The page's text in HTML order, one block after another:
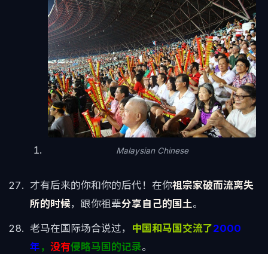
Malaysian Chinese
才有后来的你和你的后代！在你祖宗家破而流离失
所的时候，跟你祖辈分享自己的国土。
老马在国际场合说过， 中国和马国交流了2000
年 ，没有侵略马国的记录。